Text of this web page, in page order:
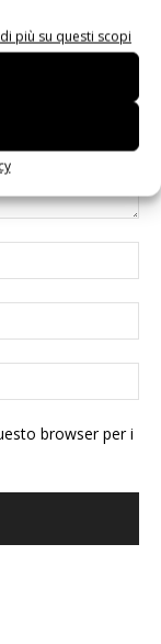
più su questi scopi
browser per i